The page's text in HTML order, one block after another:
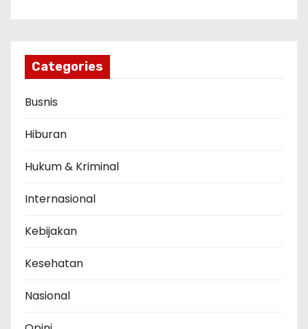
Categories
Busnis
Hiburan
Hukum & Kriminal
Internasional
Kebijakan
Kesehatan
Nasional